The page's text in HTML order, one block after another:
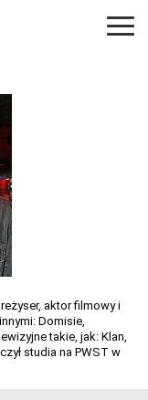
aktor filmowy i
Domisie,
takie, jak: Klan,
studia na PWST w